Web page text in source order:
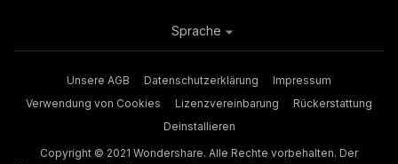
Unsere AGB Datenschutzerklärung
Impressum
Verwendung von Cookies
Lizenzvereinbarung
Rückerstattung
Deinstallieren
Copyright © 2021 Wondershare. Alle Rechte vorbehalten. Der
Sprache